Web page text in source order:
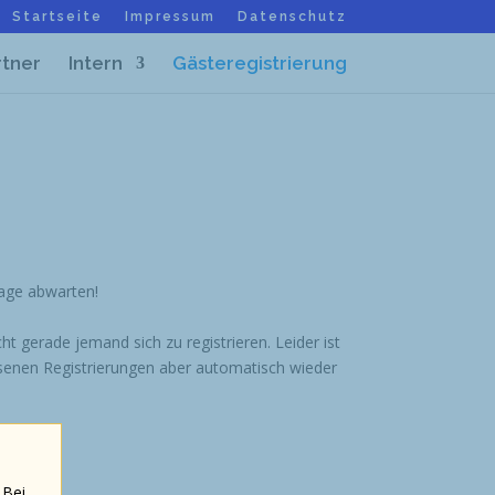
Startseite Impressum Datenschutz
Intern Gästeregistrierung
abwarten!
gerade jemand sich zu registrieren. Leider ist
Registrierungen aber automatisch wieder